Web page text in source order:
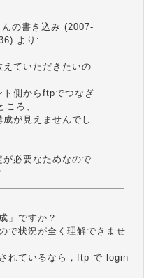
の書き込み (2007-
より:
えていただきたいの
ト側からftpでつなぎ
ころ、
成が見えませんでし
が必要なためなので
」ですか？
で状況が全く理解できませ
れているなら，ftp で login